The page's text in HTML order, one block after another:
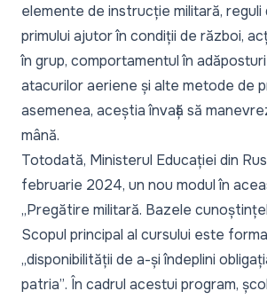
elemente de instrucție militară, reguli
primului ajutor în condiții de război,
în grup, comportamentul în
atacurilor aeriene și alte metode de
asemenea, aceștia învață să
mână.
Totodată, Ministerul Educației din
februarie 2024, un nou modul în
„Pregătire militară. Bazele
Scopul principal al cursului este
„disponibilității de a-și îndeplini
patria”. În cadrul acestui program,